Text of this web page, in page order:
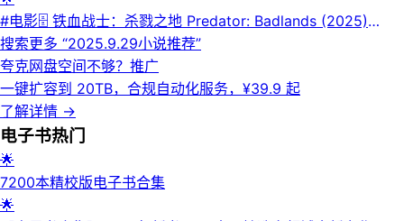
了能证明日军屠城的罪证照片。他们原本只想在大屠杀中保命活
下去，面对日军在南京城内的暴行，他们决定让这些底片留存下
去……💾夸克网盘📁 大小：33.9GB🏷 标签：#南京照相馆
⬇️【评论区可搜索】 | 🔍网盘专搜
子江离，两人结伴游荡荒原，入商队、遭异兽、遇天劫，属于少
年的冒险正在展开。在他们的身后，王朝交替、山雨欲来，夏商
之间爆发了一场有史以来最伟大的战争。命运的齿轮开始转动，
那些天赋异禀的&少年，早已身在局中。·💾夸克网盘| 💾百度网
盘| 💿迅雷网盘·📁 大小：9.7GB🏷 标签：#动作 #动画 #奇幻 #
冒险 #古装 #山海经密码⬇️【评论区可搜索】 | 🔍网盘专搜
#电影🗄 铁血战士：杀戮之地 Predator: Badlands (2025)
[WEB-4K] [DV&HDR] [内封简繁英]·📜介绍：一名外星猎手被
所属部族驱逐后，意外与一台受损的机器人结为盟友，随后踏上
险象环生的旅程，寻找自己的终极宿敌。·💾夸克网盘| 💾百度网
盘| 💿迅雷网盘·📁 大小：18.9GB🏷 标签：#动作 #科幻 #惊悚
#冒险 #铁血战士 #杀戮之地⬇️【评论区可搜索】 | 🔍网盘专搜
搜索更多 “️2025.9.29小说推荐”
夸克网盘空间不够？ 推广
一键扩容到 20TB，合规自动化服务，¥39.9 起
了解详情 →
电子书热门
🌟
7200本精校版电子书合集
🌟